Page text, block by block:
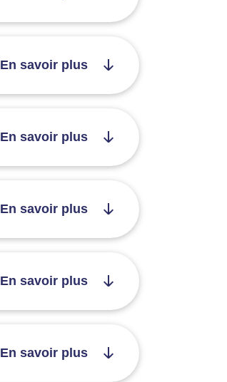
En savoir plus
En savoir plus
En savoir plus
En savoir plus
En savoir plus